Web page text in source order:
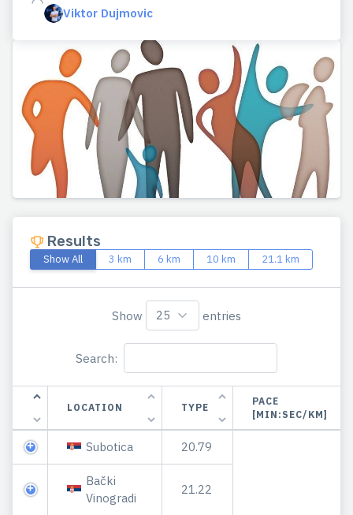
Results
Show All 3 km 6 km 10 km 21.1 km
Show entries
Search:
LOCATION TYPE
PACE
[MIN:SEC/KM]
Subotica 20.79
Bački
Vinogradi
21.22
Viktor Dujmovic